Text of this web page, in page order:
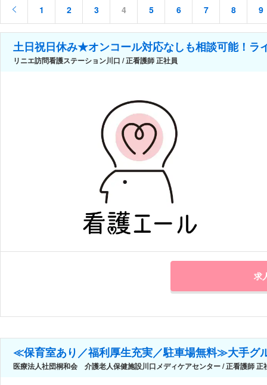
1 2 3 4 5 6 7 8 9
土日祝日休み★オンコール対応なしも相談可能！ラ
リニエ訪問看護ステーション川口 / 正看護師 正社員
求
≪保育室あり／福利厚生充実／駐車場無料≫大手グ
医療法人社団桐和会 介護老人保健施設川口メディケアセンター / 正看護師 正